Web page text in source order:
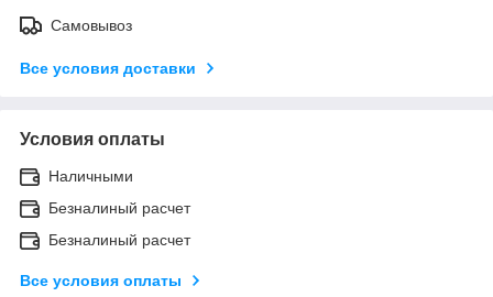
Самовывоз
Все условия доставки
Условия оплаты
Наличными
Безналиный расчет
Безналиный расчет
Все условия оплаты